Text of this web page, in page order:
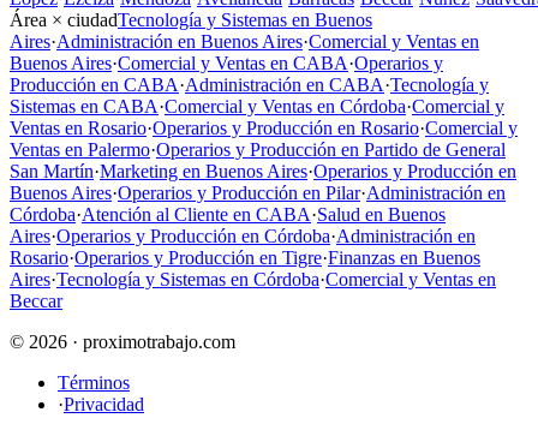
Área × ciudadTecnología y Sistemas en Buenos
Aires·Administración en Buenos Aires·Comercial y Ventas en
Buenos Aires·Comercial y Ventas en CABA·Operarios y
Producción en CABA·Administración en CABA·Tecnología y
Sistemas en CABA·Comercial y Ventas en Córdoba·Comercial y
Ventas en Rosario·Operarios y Producción en Rosario·Comercial y
Ventas en Palermo·Operarios y Producción en Partido de General
San Martín·Marketing en Buenos Aires·Operarios y Producción en
Buenos Aires·Operarios y Producción en Pilar·Administración en
Córdoba·Atención al Cliente en CABA·Salud en Buenos
Aires·Operarios y Producción en Córdoba·Administración en
Rosario·Operarios y Producción en Tigre·Finanzas en Buenos
Aires·Tecnología y Sistemas en Córdoba·Comercial y Ventas en
Beccar
© 2026 · proximotrabajo.com
Términos
·Privacidad